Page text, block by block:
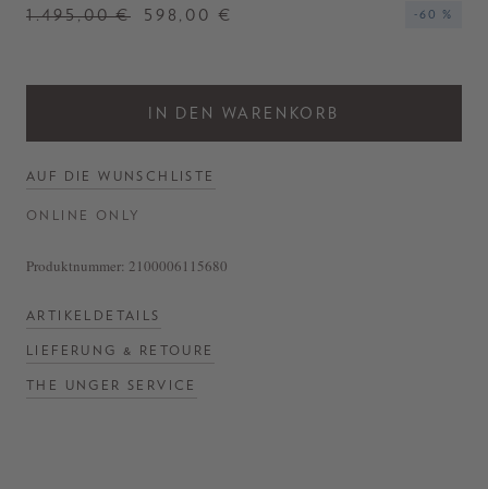
1.495,00 € 598,00 € -60 %
IN DEN WARENKORB
AUF DIE WUNSCHLISTE
ONLINE ONLY
Produktnummer: 2100006115680
ARTIKELDETAILS
LIEFERUNG & RETOURE
THE UNGER SERVICE